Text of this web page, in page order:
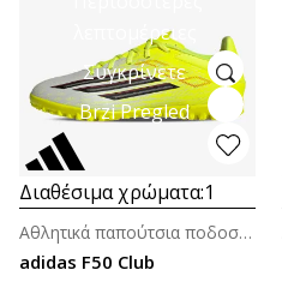
λεπτομέρειες
Συγκρίνετε
Brzi Pregled
Διαθέσιμα χρώματα:1
adidas F50 Club
Αθλητικά παπούτσια ποδοσφαίρου για άνδρες